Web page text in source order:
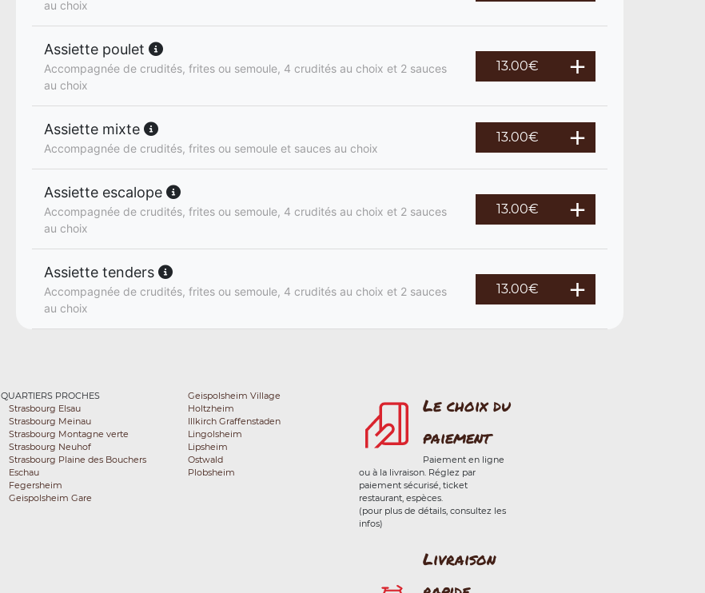
au choix
Assiette poulet
Accompagnée de crudités, frites ou semoule, 4 crudités au choix et 2 sauces
au choix
13.00€
Assiette mixte
Accompagnée de crudités, frites ou semoule et sauces au choix
13.00€
Assiette escalope
Accompagnée de crudités, frites ou semoule, 4 crudités au choix et 2 sauces
au choix
13.00€
Assiette tenders
Accompagnée de crudités, frites ou semoule, 4 crudités au choix et 2 sauces
au choix
13.00€
QUARTIERS PROCHES
Strasbourg Elsau
Strasbourg Meinau
Strasbourg Montagne verte
Strasbourg Neuhof
Strasbourg Plaine des Bouchers
Eschau
Fegersheim
Geispolsheim Gare
Geispolsheim Village
Holtzheim
Illkirch Graffenstaden
Lingolsheim
Lipsheim
Ostwald
Plobsheim
Le choix du
paiement
Paiement en ligne
ou à la livraison. Réglez par
paiement sécurisé, ticket
restaurant, espèces.
(pour plus de détails, consultez les
infos)
Livraison